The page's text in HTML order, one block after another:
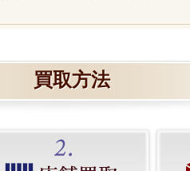
買取方法